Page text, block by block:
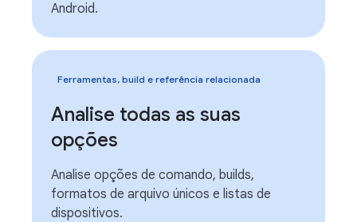
Android.
Ferramentas, build e referência relacionada
Analise todas as suas
opções
Analise opções de comando, builds,
formatos de arquivo únicos e listas de
dispositivos.